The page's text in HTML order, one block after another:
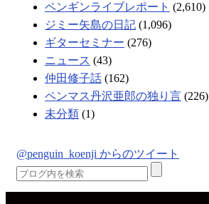
ペンギンライブレポート (2,610)
ジミー矢島の日記 (1,096)
ギターセミナー (276)
ニュース (43)
仲田修子話 (162)
ペンマス丹沢亜郎の独り言 (226)
未分類 (1)
@penguin_koenji からのツイート